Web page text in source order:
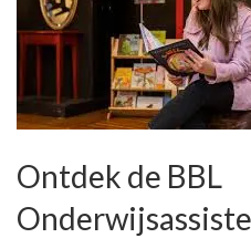
Ontdek de BBL